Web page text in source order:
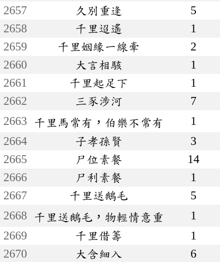
2657
久別重逢
5
2658
千里迢遙
1
2659
千里姻緣一線牽
2
2660
大言相駭
1
2661
千里起足下
1
2662
三豕涉河
7
2663
千里馬常有，伯樂不常有
1
2664
子孝孫賢
3
2665
尸位素餐
14
2666
尸利素餐
1
2667
千里送鵝毛
5
2668
千里送鵝毛，物輕情意重
1
2669
千里借籌
1
2670
大含細入
6